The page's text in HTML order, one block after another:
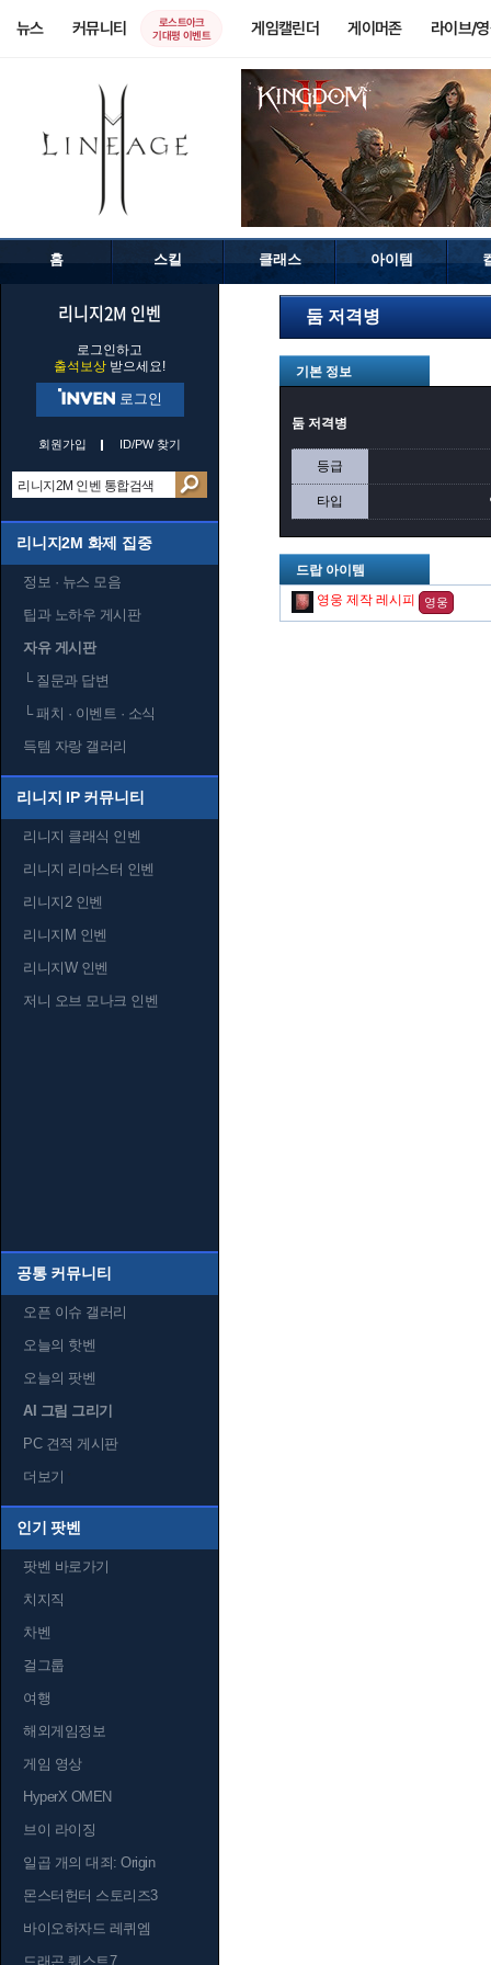
뉴스 커뮤니티
로스트아크
기대평 이벤트
게임캘린더 게이머존 라이브/
홈 스킬 클래스 아이템
리니지2M 인벤
로그인하고
출석보상 받으세요!
로그인
회원가입 ID/PW 찾기
리니지2M 화제 집중
정보 · 뉴스 모음
팁과 노하우 게시판
자유 게시판
└질문과 답변
└패치 · 이벤트 · 소식
득템 자랑 갤러리
리니지 IP 커뮤니티
리니지 클래식 인벤
리니지 리마스터 인벤
리니지2 인벤
리니지M 인벤
리니지W 인벤
저니 오브 모나크 인벤
공통 커뮤니티
오픈 이슈 갤러리
오늘의 핫벤
오늘의 팟벤
AI 그림 그리기
PC 견적 게시판
더보기
인기 팟벤
팟벤 바로가기
치지직
차벤
걸그룹
여행
해외게임정보
게임 영상
HyperX OMEN
브이 라이징
일곱 개의 대죄: Origin
몬스터헌터 스토리즈3
바이오하자드 레퀴엠
드래곤 퀘스트7
둠 저격병
기본 정보
둠 저격병
등급
타입
드랍 아이템
영웅 제작 레시피
영웅